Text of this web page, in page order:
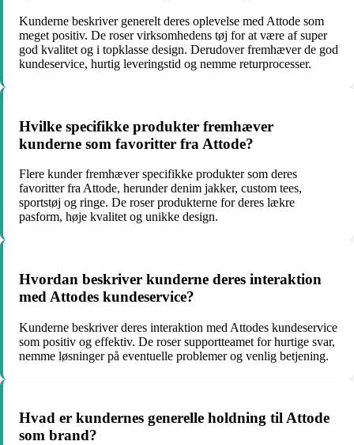
Kunderne beskriver generelt deres oplevelse med Attode som
meget positiv. De roser virksomhedens tøj for at være af super
god kvalitet og i topklasse design. Derudover fremhæver de god
kundeservice, hurtig leveringstid og nemme returprocesser.
Hvilke specifikke produkter fremhæver
kunderne som favoritter fra Attode?
Flere kunder fremhæver specifikke produkter som deres
favoritter fra Attode, herunder denim jakker, custom tees,
sportstøj og ringe. De roser produkterne for deres lækre
pasform, høje kvalitet og unikke design.
Hvordan beskriver kunderne deres interaktion
med Attodes kundeservice?
Kunderne beskriver deres interaktion med Attodes kundeservice
som positiv og effektiv. De roser supportteamet for hurtige svar,
nemme løsninger på eventuelle problemer og venlig betjening.
Hvad er kundernes generelle holdning til Attode
som brand?